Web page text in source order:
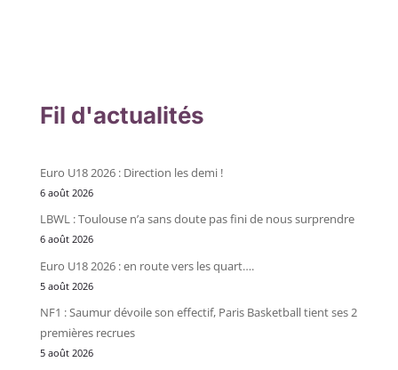
Fil d'actualités
Euro U18 2026 : Direction les demi !
6 août 2026
LBWL : Toulouse n’a sans doute pas fini de nous surprendre
6 août 2026
Euro U18 2026 : en route vers les quart….
5 août 2026
NF1 : Saumur dévoile son effectif, Paris Basketball tient ses 2
premières recrues
5 août 2026